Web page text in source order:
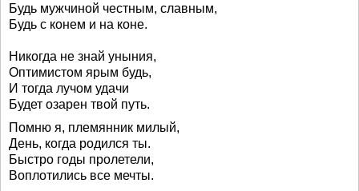
Будь мужчиной честным, славным,
Будь с конем и на коне.
Никогда не знай уныния,
Оптимистом ярым будь,
И тогда лучом удачи
Будет озарен твой путь.
Помню я, племянник милый,
День, когда родился ты.
Быстро годы пролетели,
Воплотились все мечты.